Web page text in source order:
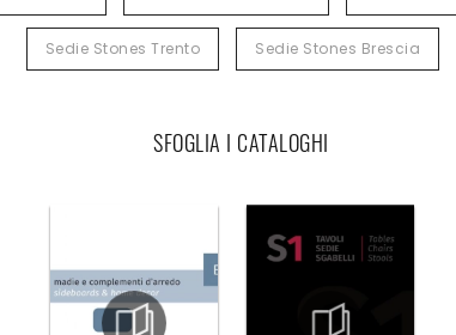
Sedie Stones Trento Sedie Stones Brescia
SFOGLIA I CATALOGHI